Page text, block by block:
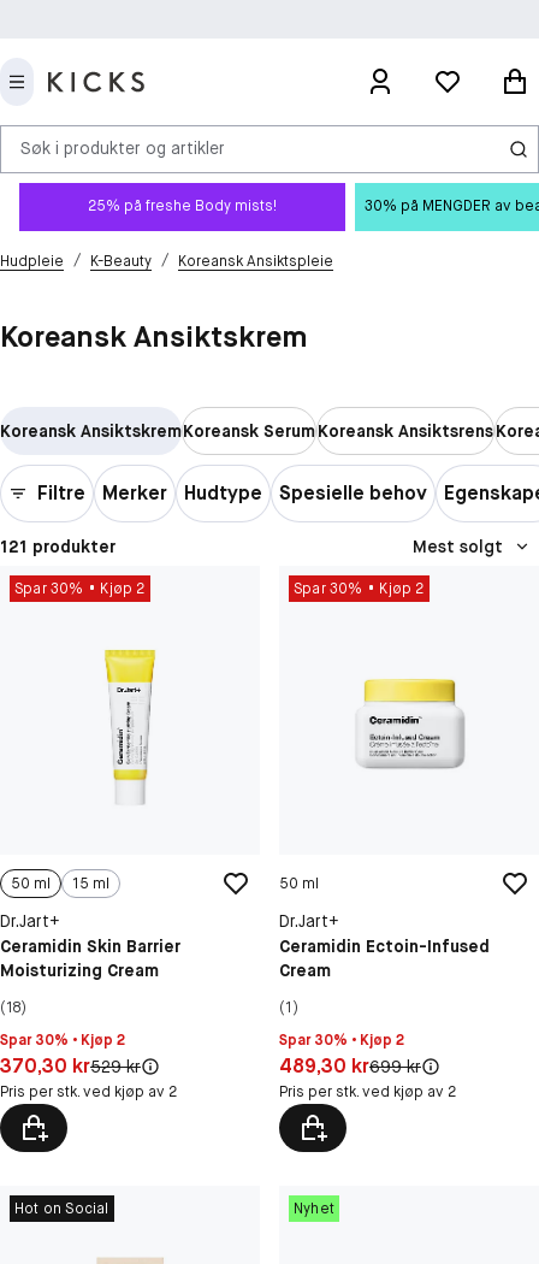
Søk i produkter og artikler
25% på freshe Body mists! 30% på MENGDER av
Hudpleie / K-Beauty / Koreansk Ansiktspleie
Koreansk Ansiktskrem
Koreansk AnsiktskremKoreansk SerumKoreansk Ansiktsrens
Filtre Merker Hudtype Spesielle behov
121 produkter Mest solgt
Spar 30% Kjøp 2
50 ml 15 ml
Dr.Jart+
Ceramidin Skin Barrier
Moisturizing Cream
(18)
Spar 30% • Kjøp 2
Pris: 370,30 kr
370,30 krOriginal pris:
529 kr
Pris per stk. ved kjøp av 2
Spar 30% Kjøp 2
50 ml
Dr.Jart+
Ceramidin Ectoin-Infused
Cream
(1)
Spar 30% • Kjøp 2
Pris: 489,30 kr
489,30 krOriginal pris:
699 kr
Pris per stk. ved kjøp av 2
Hot on Social Nyhet